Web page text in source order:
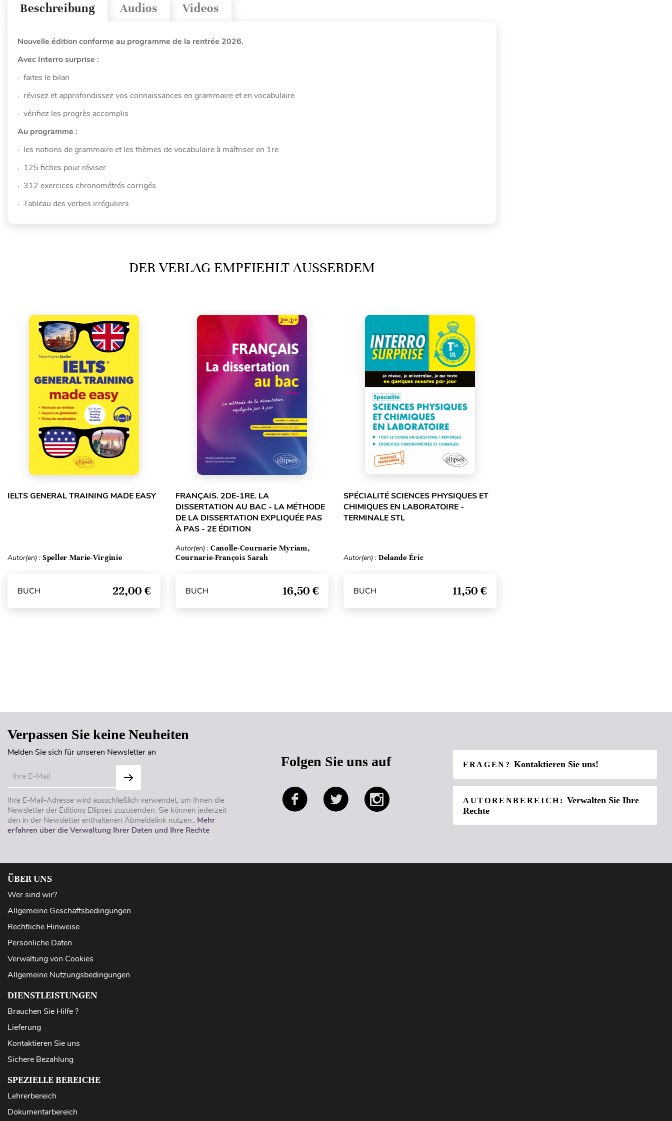
Videos
Audios
Beschreibung
Nouvelle édition conforme au programme de la rentrée 2026.
Avec Interro surprise :
· faites le bilan
· révisez et approfondissez vos connaissances en grammaire et en vocabulaire
· vérifiez les progrès accomplis
Au programme :
· les notions de grammaire et les thèmes de vocabulaire à maîtriser en 1re
· 125 fiches pour réviser
· 312 exercices chronométrés corrigés
· Tableau des verbes irréguliers
DER VERLAG EMPFIEHLT AUSSERDEM
IELTS GENERAL TRAINING MADE EASY
Autor(en) : Speller Marie-Virginie
BUCH 22,00 €
FRANÇAIS. 2DE-1RE. LA
DISSERTATION AU BAC - LA MÉTHODE
DE LA DISSERTATION EXPLIQUÉE PAS
À PAS - 2E ÉDITION
Autor(en) : Canolle-Cournarie Myriam,
Cournarie-François Sarah
BUCH 16,50 €
SPÉCIALITÉ SCIENCES PHYSIQUES ET
CHIMIQUES EN LABORATOIRE -
TERMINALE STL
Autor(en) : Delande Éric
BUCH 11,50 €
Verpassen Sie keine Neuheiten
Melden Sie sich für unseren Newsletter an
Ihre E-Mail-Adresse wird ausschließlich verwendet, um Ihnen die
Newsletter der Éditions Ellipses zuzusenden. Sie können jederzeit
den in der Newsletter enthaltenen Abmeldelink nutzen.. Mehr
erfahren über die Verwaltung Ihrer Daten und Ihre Rechte
Folgen Sie uns auf FRAGEN?Kontaktieren Sie uns!
AUTORENBEREICH:Verwalten Sie Ihre
Rechte
ÜBER UNS
Wer sind wir?
Allgemeine Geschäftsbedingungen
Rechtliche Hinweise
Persönliche Daten
Verwaltung von Cookies
Allgemeine Nutzungsbedingungen
DIENSTLEISTUNGEN
Brauchen Sie Hilfe ?
Lieferung
Kontaktieren Sie uns
Sichere Bezahlung
SPEZIELLE BEREICHE
Lehrerbereich
Dokumentarbereich